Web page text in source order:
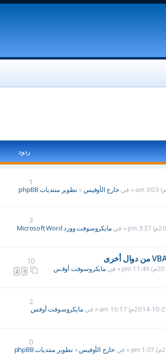
ردود
خارج الأوفيس »تطوير منتديات phpBB
1
مايكروسوفت وورد Microsoft Word
3
1
2
مايكروسوفت أوفس
10
مايكروسوفت أوفس
2
خارج الأوفيس »تطوير منتديات phpBB
0